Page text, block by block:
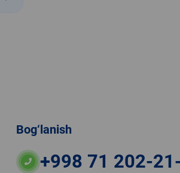
Bog‘lanish
+998 71 202-